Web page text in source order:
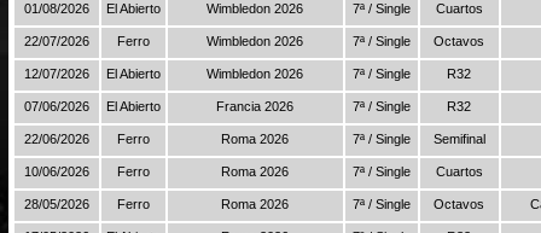
01/08/2026 El Abierto Wimbledon 2026 7ª / Single Cuartos
22/07/2026 Ferro Wimbledon 2026 7ª / Single Octavos
12/07/2026 El Abierto Wimbledon 2026 7ª / Single R32
07/06/2026 El Abierto Francia 2026 7ª / Single R32
22/06/2026 Ferro Roma 2026 7ª / Single Semifinal
10/06/2026 Ferro Roma 2026 7ª / Single Cuartos
28/05/2026 Ferro Roma 2026 7ª / Single Octavos